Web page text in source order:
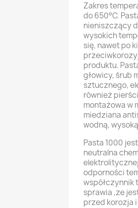
Zakres
do 650°C.
nieniszczący
wysokich
się, nawet po
produktu.
głowicy, śrub
sztucznego,
również
montażowa w
miedziana
wodną,
Pasta 1000
neutralna
odporności
współczynnik
sprawia ,ze
przed korozja